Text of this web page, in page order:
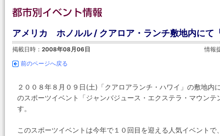
アメリカ ホノルル / クアロア・ランチ敷地内にて
掲載日時： 2008年08月06日 情報
前のページへ戻る
２００８年８月０９日(土)「クアロアランチ・ハワイ」の敷地
のスポーツイベント「ジャンバジュース・エクステラ・マウン
す。
このスポーツイベントは今年で１０回目を迎える人気イベント